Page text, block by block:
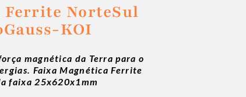
Ferrite NorteSul
KOI
magnética da Terra para o
Faixa Magnética Ferrite
faixa 25x620x1mm